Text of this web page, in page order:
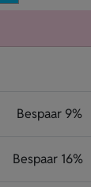
Bespaar 9%
Bespaar 16%